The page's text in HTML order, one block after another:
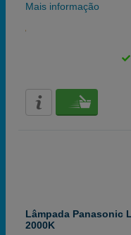
Mais informação
Lâmpada Panasonic
2000K